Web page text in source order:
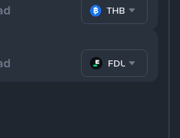
THB
FDUSD